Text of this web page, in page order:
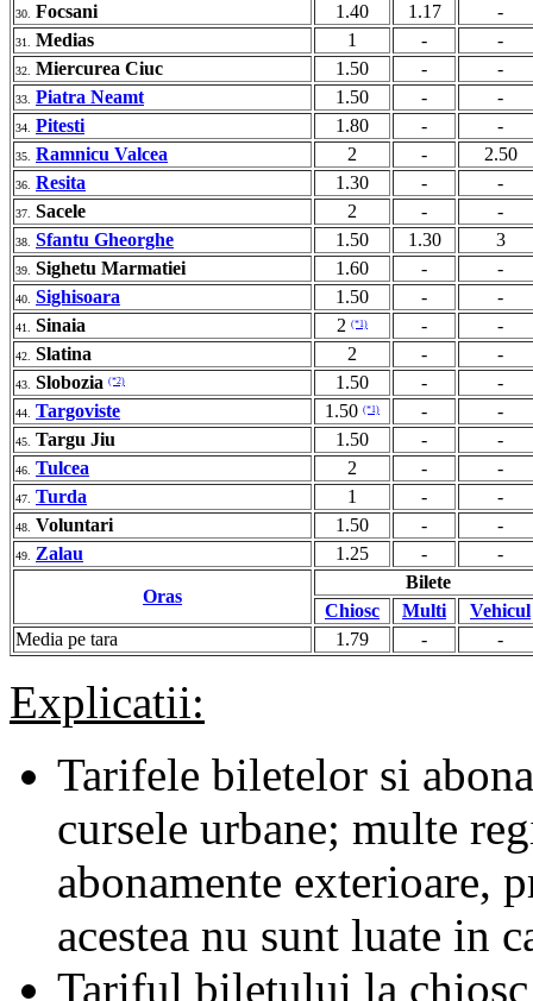
30. Focsani 1.40 1.17 -
31. Medias 1 - -
32. Miercurea Ciuc 1.50 - -
33. Piatra Neamt 1.50 - -
34. Pitesti 1.80 - -
35. Ramnicu Valcea 2 - 2.50
36. Resita 1.30 - -
37. Sacele 2 - -
38. Sfantu Gheorghe 1.50 1.30 3
39. Sighetu Marmatiei 1.60 - -
40. Sighisoara 1.50 - -
41. Sinaia 2 (*1) - -
42. Slatina 2 - -
43. Slobozia (*2) 1.50 - -
44. Targoviste 1.50 (*1) - -
45. Targu Jiu 1.50 - -
46. Tulcea 2 - -
47. Turda 1 - -
48. Voluntari 1.50 - -
49. Zalau 1.25 - -
Oras
Bilete
Chiosc
Multi
Vehicul
Media pe tara
1.79 - -
Explicatii:
Tarifele biletelor si
cursele urbane; multe
abonamente exterioare,
acestea nu sunt luate in
Tariful biletului la